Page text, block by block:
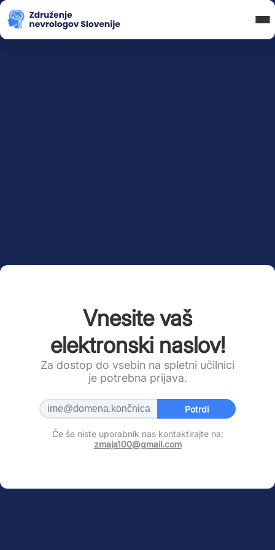
Blog in novice
Koledar Dogodkov
Vnesite vaš
elektronski naslov!
Za dostop do vsebin na spletni učilnici
je potrebna prijava.
Potrdi
Če še niste uporabnik nas kontaktirajte na:
zmaja100@gmail.com